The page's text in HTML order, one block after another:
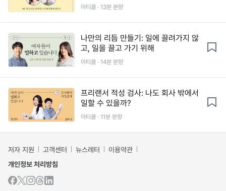
아티클 · 13분 분량
나만의 리듬 만들기: 일에 끌려가지 않
고, 일을 끌고 가기 위해
아티클 · 14분 분량
프리랜서 적성 검사: 나도 회사 밖에서
일할 수 있을까?
아티클 · 11분 분량
저자 지원 고객센터 뉴스레터
이용약관
개인정보 처리방침